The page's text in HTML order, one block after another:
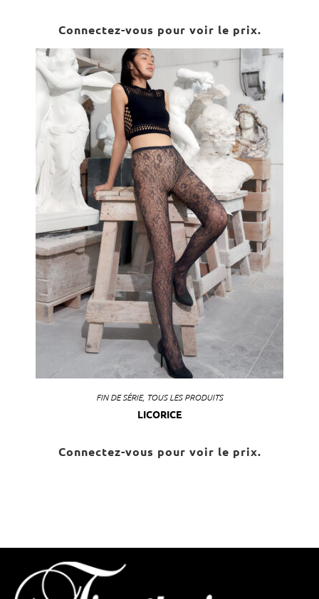
Connectez-vous pour voir le prix.
FIN DE SÉRIE, TOUS LES PRODUITS
LICORICE
Connectez-vous pour voir le prix.